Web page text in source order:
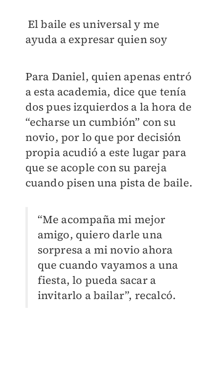
El baile es universal y me
ayuda a expresar quien soy
Para Daniel, quien apenas entró
a esta academia, dice que tenía
dos pues izquierdos a la hora de
“echarse un cumbión” con su
novio, por lo que por decisión
propia acudió a este lugar para
que se acople con su pareja
cuando pisen una pista de baile.
“Me acompaña mi mejor
amigo, quiero darle una
sorpresa a mi novio ahora
que cuando vayamos a una
fiesta, lo pueda sacar a
invitarlo a bailar”, recalcó.